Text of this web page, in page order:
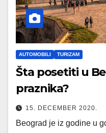
AUTOMOBILI TURIZAM
Šta posetiti u
praznika?
15. DECEMBER 2020.
Beograd je iz godine u